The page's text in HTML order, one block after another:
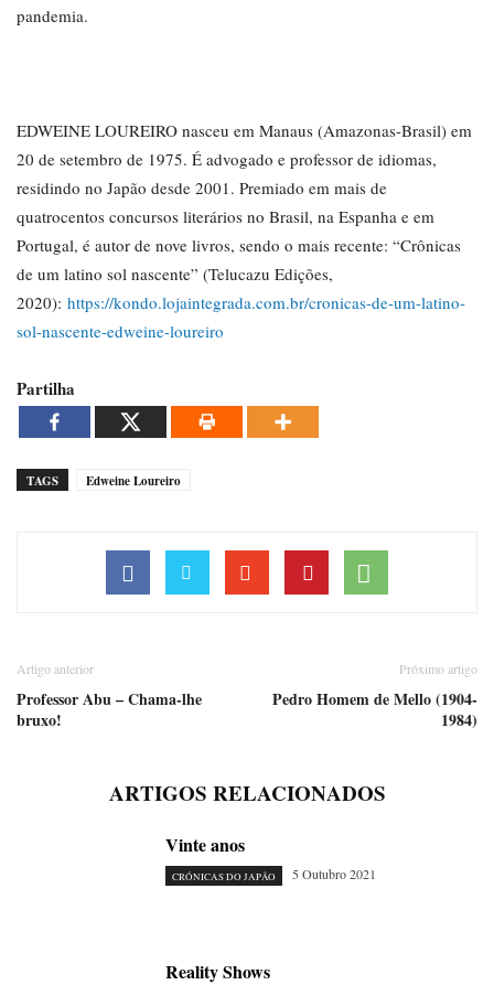
pandemia.
EDWEINE LOUREIRO nasceu em Manaus (Amazonas-Brasil) em
20 de setembro de 1975. É advogado e professor de idiomas,
residindo no Japão desde 2001. Premiado em mais de
quatrocentos concursos literários no Brasil, na Espanha e em
Portugal, é autor de nove livros, sendo o mais recente: “Crônicas
de um latino sol nascente” (Telucazu Edições,
2020): https://kondo.lojaintegrada.com.br/cronicas-de-um-latino-
sol-nascente-edweine-loureiro
Partilha
TAGS Edweine Loureiro
Artigo anterior
Professor Abu – Chama-lhe
bruxo!
Próximo artigo
Pedro Homem de Mello (1904-
1984)
ARTIGOS RELACIONADOS
Vinte anos
CRÓNICAS DO JAPÃO 5 Outubro 2021
Reality Shows